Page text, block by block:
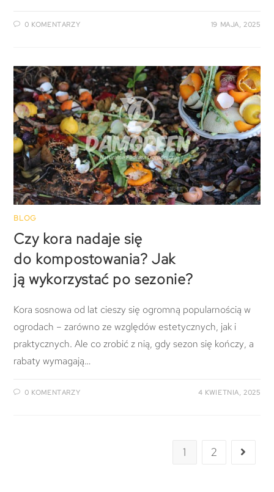
0 KOMENTARZY 19 MAJA, 2025
BLOG
Czy kora nadaje się
do kompostowania? Jak
ją wykorzystać po sezonie?
Kora sosnowa od lat cieszy się ogromną popularnością w
ogrodach – zarówno ze względów estetycznych, jak i
praktycznych. Ale co zrobić z nią, gdy sezon się kończy, a
rabaty wymagają…
0 KOMENTARZY 4 KWIETNIA, 2025
1 2